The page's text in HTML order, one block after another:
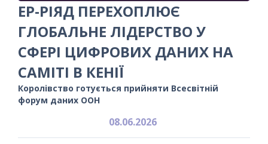
ЕР-РІЯД ПЕРЕХОПЛЮЄ
ГЛОБАЛЬНЕ ЛІДЕРСТВО У
СФЕРІ ЦИФРОВИХ ДАНИХ НА
САМІТІ В КЕНІЇ
Королівство готується прийняти Всесвітній
форум даних ООН
08.06.2026